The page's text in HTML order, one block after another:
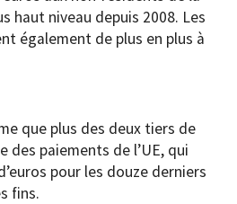
haut niveau depuis 2008. Les
également de plus en plus à
que plus des deux tiers de
des paiements de l’UE, qui
pour les douze derniers
fins.